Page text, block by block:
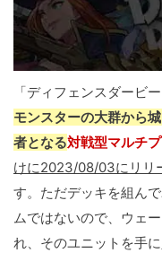
「ディフェンスダービ
モンスターの大群から
者となる対戦型マルチ
けに2023/08/03にリリ
す。ただデッキを組ん
ムではないので、ウェ
れ、そのユニットを手